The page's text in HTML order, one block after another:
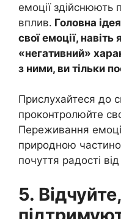
емоції здійснюють
вплив. Головна
свої емоції,
«негативний»
з ними, ви тільки
Прислухайтеся до
проконтролюйте
Переживання
природною
почуття радості
5.